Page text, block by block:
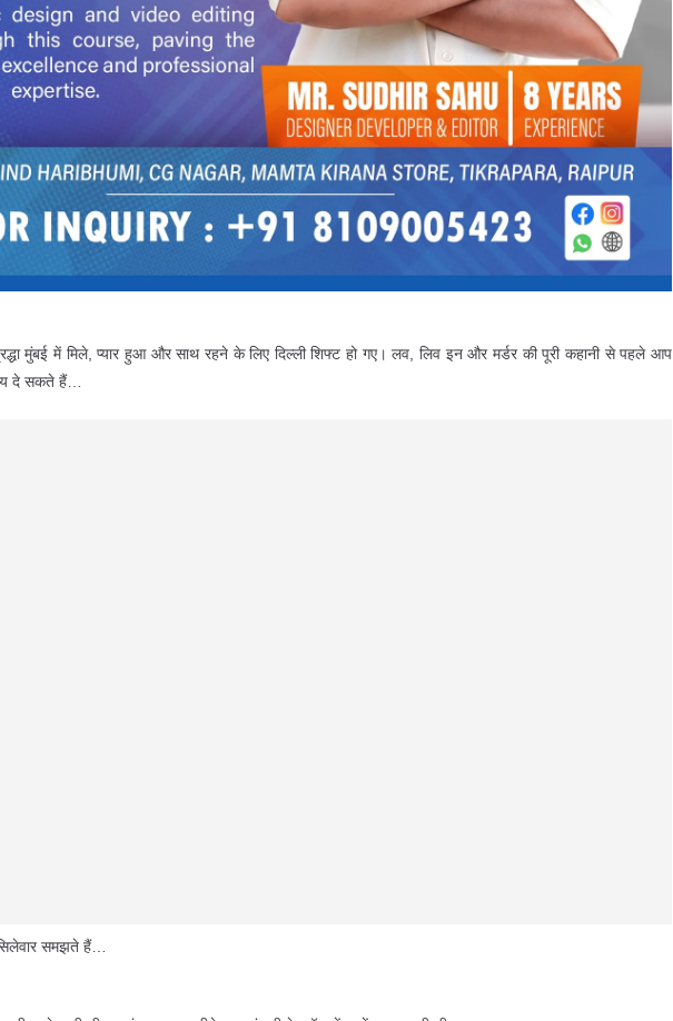
मुंबई में मिले, प्यार हुआ और साथ रहने के लिए दिल्ली शिफ्ट हो गए। लव, लिव इन और मर्डर की पूरी कहानी से पहले आप
दे सकते हैं…
समझते हैं…